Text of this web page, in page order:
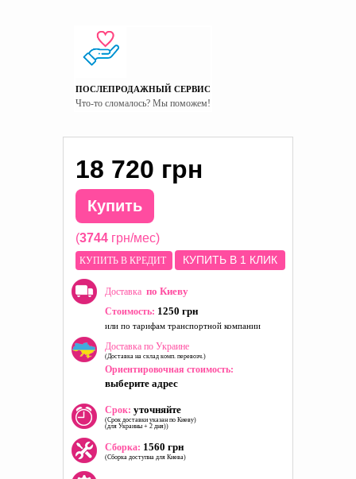
ПОСЛЕПРОДАЖНЫЙ СЕРВИС
Что-то сломалось? Мы поможем!
18 720 грн
Купить
(3744 грн/мес)
КУПИТЬ В КРЕДИТ КУПИТЬ В 1 КЛИК
Доставка по Киеву
Стоимость: 1250 грн
или по тарифам транспортной компании
Доставка по Украине
(Доставка на склад комп. перевозч.)
Ориентировочная стоимость:
выберите адрес
Срок: уточняйте
(Срок доставки указан по Киеву)
(для Украины + 2 дня))
Сборка: 1560 грн
(Сборка доступна для Киева)